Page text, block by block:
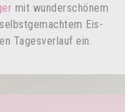
mit wunderschönem
Eis-
Tagesverlauf ein.